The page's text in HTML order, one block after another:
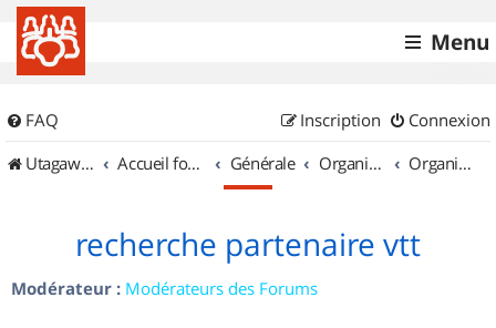
Menu
FAQ Connexion
Inscription
UtagawaVTT (Randos VTT et VTTAE avec traces GPS)
Accueil forum Générale Organisation de sorties & Recherche de partenaires Organisation de sorties en région Basse Normandie
recherche partenaire vtt
Modérateur : Modérateurs des Forums